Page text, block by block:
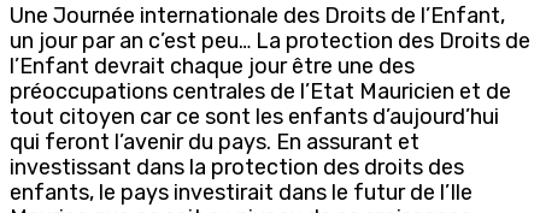
Une Journée internationale des Droits de l’Enfant,
un jour par an c’est peu… La protection des Droits de
l’Enfant devrait chaque jour être une des
préoccupations centrales de l’Etat Mauricien et de
tout citoyen car ce sont les enfants d’aujourd’hui
qui feront l’avenir du pays. En assurant et
investissant dans la protection des droits des
enfants, le pays investirait dans le futur de l’Ile